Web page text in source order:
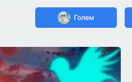
Голем